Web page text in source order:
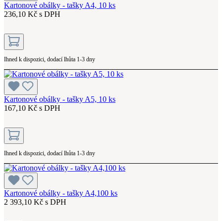
Kartonové obálky - tašky A4, 10 ks
236,10 Kč s DPH
Ihned k dispozici, dodací lhůta 1-3 dny
Kartonové obálky - tašky A5, 10 ks
167,10 Kč s DPH
Ihned k dispozici, dodací lhůta 1-3 dny
Kartonové obálky - tašky A4,100 ks
2 393,10 Kč s DPH